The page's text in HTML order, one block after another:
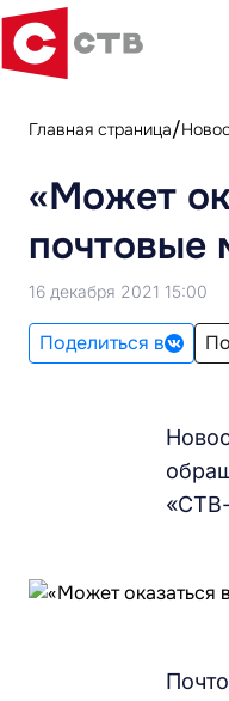
Главная страница
«Может
почтовые
16 декабря 2021 15:00
Поделиться в